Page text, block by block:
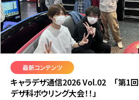
最新コンテンツ
キャラデザ通信2026 Vol.02 「第1回
デザ科ボウリング大会！！」